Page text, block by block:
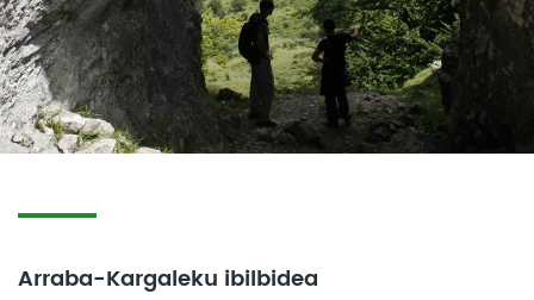
Arraba-Kargaleku ibilbidea